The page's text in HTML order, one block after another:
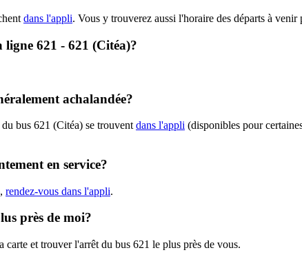
dans l'appli. Vous y trouverez aussi l'horaire des départs à venir
621 - 621 (Citéa)?
achalandée?
bus 621 (Citéa) se trouvent dans l'appli (disponibles pour
en service?
rendez-vous dans l'appli.
près de moi?
et trouver l'arrêt du bus 621 le plus près de vous.